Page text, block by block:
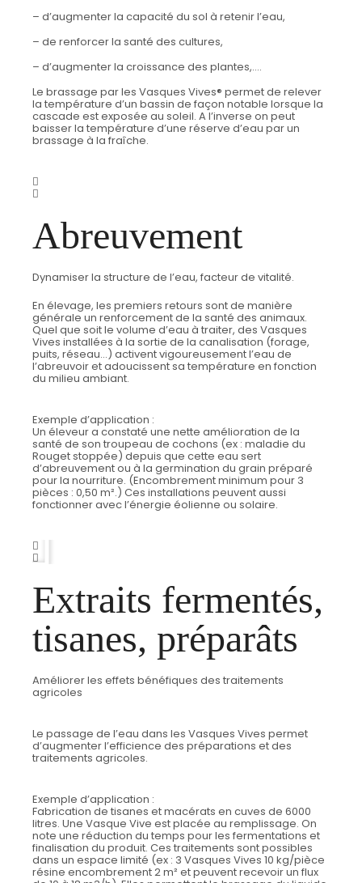
– d’augmenter la capacité du sol à retenir l’eau,
– de renforcer la santé des cultures,
– d’augmenter la croissance des plantes,….
Le brassage par les Vasques Vives® permet de relever
la température d’un bassin de façon notable lorsque la
cascade est exposée au soleil. A l’inverse on peut
baisser la température d’une réserve d’eau par un
brassage à la fraîche.
Abreuvement
Dynamiser la structure de l’eau, facteur de vitalité.
En élevage, les premiers retours sont de manière
générale un renforcement de la santé des animaux.
Quel que soit le volume d’eau à traiter, des Vasques
Vives installées à la sortie de la canalisation (forage,
puits, réseau…) activent vigoureusement l’eau de
l’abreuvoir et adoucissent sa température en fonction
du milieu ambiant.
Exemple d’application :
Un éleveur a constaté une nette amélioration de la
santé de son troupeau de cochons (ex : maladie du
Rouget stoppée) depuis que cette eau sert
d’abreuvement ou à la germination du grain préparé
pour la nourriture. (Encombrement minimum pour 3
pièces : 0,50 m².) Ces installations peuvent aussi
fonctionner avec l’énergie éolienne ou solaire.
Extraits fermentés,
tisanes, préparâts
Améliorer les effets bénéfiques des traitements
agricoles
Le passage de l’eau dans les Vasques Vives permet
d’augmenter l’efficience des préparations et des
traitements agricoles.
Exemple d’application :
Fabrication de tisanes et macérats en cuves de 6000
litres. Une Vasque Vive est placée au remplissage. On
note une réduction du temps pour les fermentations et
finalisation du produit. Ces traitements sont possibles
dans un espace limité (ex : 3 Vasques Vives 10 kg/pièce
résine encombrement 2 m² et peuvent recevoir un flux